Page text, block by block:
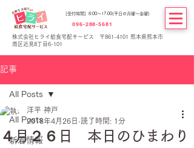
[受付時間] 8:00～17:00(平日の月曜～金曜)
096-288-5681
株式会社ヒライ給食宅配サービス 〒861-4101 熊本県熊本市
南区近見8丁目6-101
記事
All Posts
新着情報
All Posts
４月２６日 本日のひまわり
洋平 神戸
2018年4月26日 読了時間: 1分